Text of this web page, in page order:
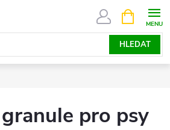
HLEDAT
NÁKUPNÍ
KOŠÍK
pro psy